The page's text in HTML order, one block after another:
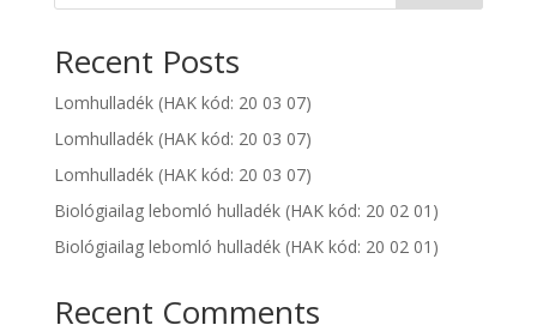
Recent Posts
Lomhulladék (HAK kód: 20 03 07)
Lomhulladék (HAK kód: 20 03 07)
Lomhulladék (HAK kód: 20 03 07)
Biológiailag lebomló hulladék (HAK kód: 20 02 01)
Biológiailag lebomló hulladék (HAK kód: 20 02 01)
Recent Comments